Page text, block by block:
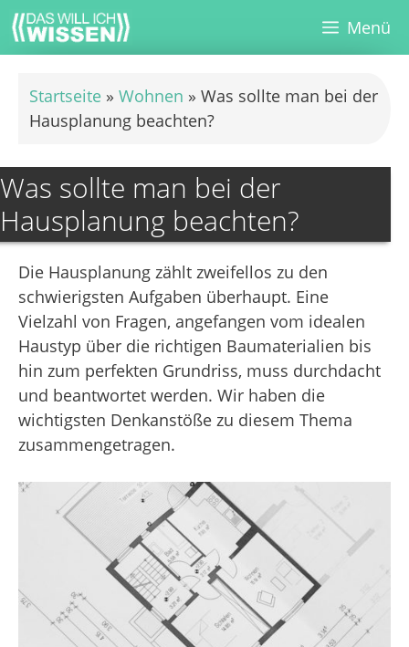
Zum
Inhalt
springen
Menü
Startseite » Wohnen » Was sollte man bei der
Hausplanung beachten?
Was sollte man bei der
Hausplanung beachten?
Die Hausplanung zählt zweifellos zu den
schwierigsten Aufgaben überhaupt. Eine
Vielzahl von Fragen, angefangen vom idealen
Haustyp über die richtigen Baumaterialien bis
hin zum perfekten Grundriss, muss durchdacht
und beantwortet werden. Wir haben die
wichtigsten Denkanstöße zu diesem Thema
zusammengetragen.